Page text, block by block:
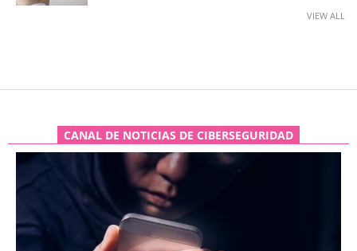
VIEW ALL
CANAL DE NOTICIAS DE CIBERSEGURIDAD